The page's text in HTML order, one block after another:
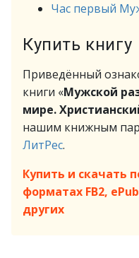
Час первый
Купить книгу
Приведённый
книги «Мужской
мире.
нашим книжным
ЛитРес.
Купить и скачать
форматах FB2,
других